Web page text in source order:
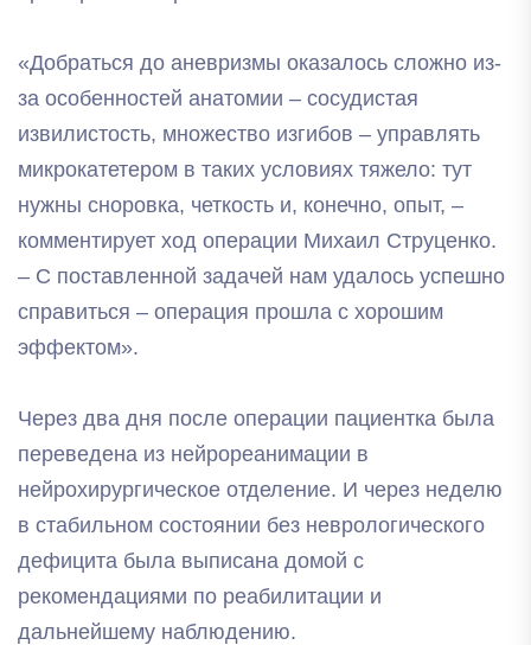
«Добраться до аневризмы оказалось сложно из-
за особенностей анатомии – сосудистая
извилистость, множество изгибов – управлять
микрокатетером в таких условиях тяжело: тут
нужны сноровка, четкость и, конечно, опыт, –
комментирует ход операции Михаил Струценко.
– С поставленной задачей нам удалось успешно
справиться – операция прошла с хорошим
эффектом».
Через два дня после операции пациентка была
переведена из нейрореанимации в
нейрохирургическое отделение. И через неделю
в стабильном состоянии без неврологического
дефицита была выписана домой с
рекомендациями по реабилитации и
дальнейшему наблюдению.